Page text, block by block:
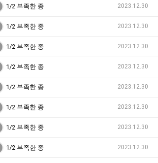
1/2 부족한 종 2023.12.30
1/2 부족한 종 2023.12.30
1/2 부족한 종 2023.12.30
1/2 부족한 종 2023.12.30
1/2 부족한 종 2023.12.30
1/2 부족한 종 2023.12.30
1/2 부족한 종 2023.12.30
1/2 부족한 종 2023.12.30